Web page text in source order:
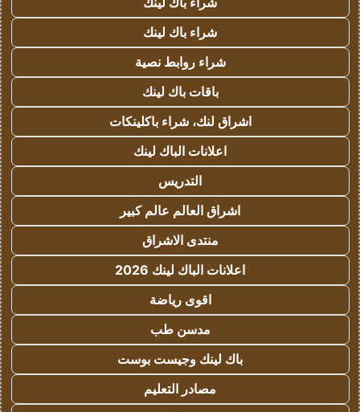
شراء باك لينك
شراء روابط نصية
باقات باك لينك
اشراق لنك، شراء باكلينكات
اعلانات الباك لينك
التدريس
اشراق العالم عالم كبير
منتدى الاشراق
اعلانات الباك لينك 2026
اقوى رياضة
مدسن طب
باك لينك وجيست بوست
مصادر التعليم